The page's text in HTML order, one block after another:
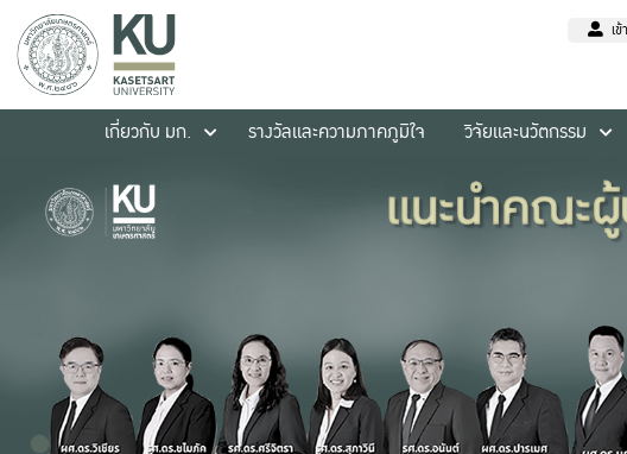
เ
เกี่ยวกับ มก.
รางวัลและความภาคภูมิใจ วิจัยและนวัตกรรม